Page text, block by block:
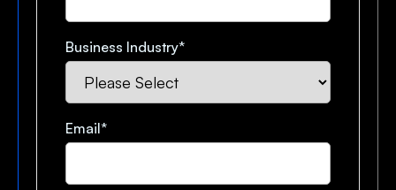
Business Industry*
Email*